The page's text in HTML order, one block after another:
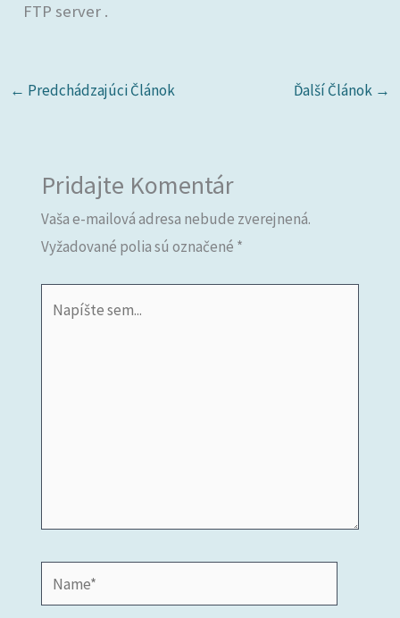
FTP server .
← Predchádzajúci Článok Ďalší Článok →
Pridajte Komentár
Vaša e-mailová adresa nebude zverejnená.
Vyžadované polia sú označené *
sem...
Name*